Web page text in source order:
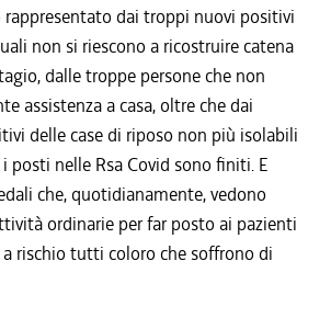
dai troppi nuovi positivi
non si riescono a ricostruire catena
dalle troppe persone che non
assistenza a casa, oltre che dai
delle case di riposo non più isolabili
posti nelle Rsa Covid sono finiti. E
che, quotidianamente, vedono
ordinarie per far posto ai pazienti
rischio tutti coloro che soffrono di